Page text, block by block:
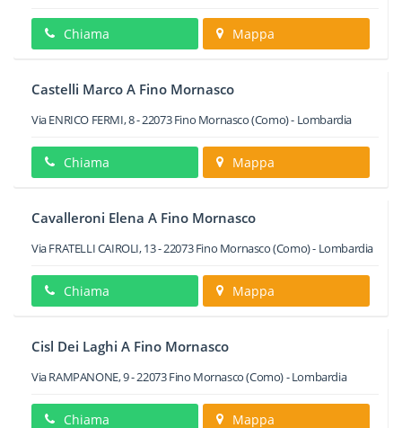
Chiama Mappa
Castelli Marco A Fino Mornasco
Via ENRICO FERMI, 8-22073 Fino Mornasco(Como) - Lombardia
Chiama Mappa
Cavalleroni Elena A Fino Mornasco
Via FRATELLI CAIROLI, 13-22073 Fino Mornasco(Como) - Lombardia
Chiama Mappa
Cisl Dei Laghi A Fino Mornasco
Via RAMPANONE, 9-22073Fino Mornasco(Como) -Lombardia
Chiama Mappa